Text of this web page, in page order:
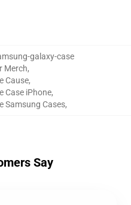
galaxy-case
Merch,
Cause,
Case iPhone,
Samsung Cases,
Say